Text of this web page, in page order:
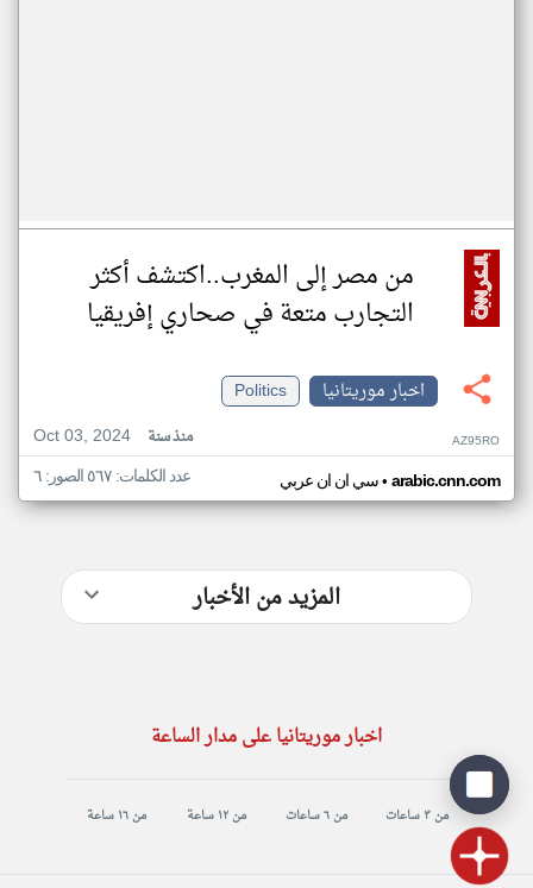
من مصر إلى المغرب..اكتشف أكثر
التجارب متعة في صحاري إفريقيا
اخبار موريتانيا
Politics
Oct 03, 2024
منذ سنة AZ95RO
سي ان ان عربي• arabic.cnn.com عدد الكلمات: ٥٦٧ الصور: ٦
المزيد من الأخبار
اخبار موريتانيا على مدار الساعة
من ٣ ساعات من ٦ ساعات من ١٢ ساعة من ١٦ ساعة